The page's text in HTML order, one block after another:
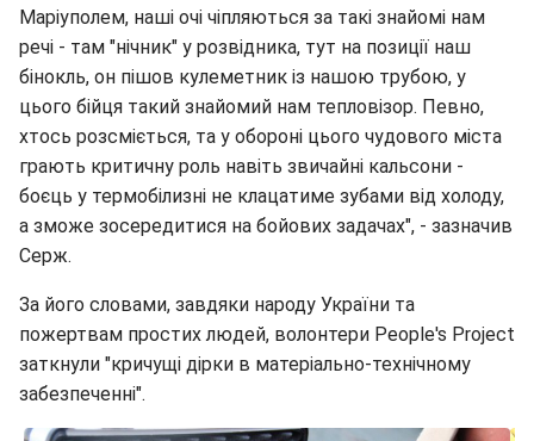
Маріуполем, наші очі чіпляються за такі знайомі нам
речі - там "нічник" у розвідника, тут на позиції наш
бінокль, он пішов кулеметник із нашою трубою, у
цього бійця такий знайомий нам тепловізор. Певно,
хтось розсміється, та у обороні цього чудового міста
грають критичну роль навіть звичайні кальсони -
боєць у термобілизні не клацатиме зубами від холоду,
а зможе зосередитися на бойових задачах", - зазначив
Серж.
За його словами, завдяки народу України та
пожертвам простих людей, волонтери People's Project
заткнули "кричущі дірки в матеріально-технічному
забезпеченні".